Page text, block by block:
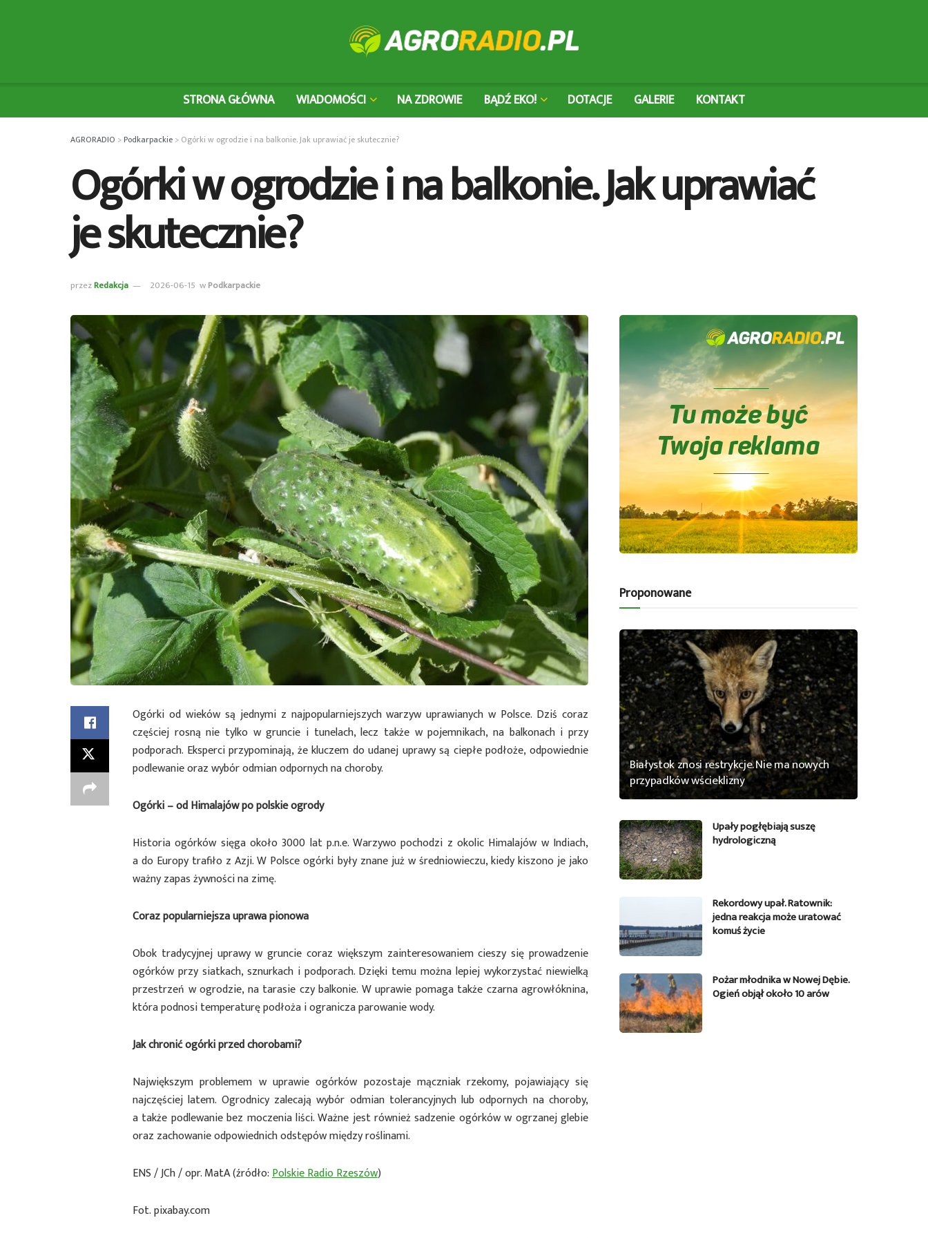
STRONA GŁÓWNA WIADOMOŚCI NA ZDROWIE BĄDŹ EKO! DOTACJE GALERIE KONTAKT
AGRORADIO >Podkarpackie > Ogórki w ogrodzie i na balkonie. Jak uprawiać je skutecznie?
Ogórki w ogrodzie i na balkonie. Jak uprawiać
je skutecznie?
przezRedakcja 2026-06-15 wPodkarpackie
Ogórki od wieków są jednymi z najpopularniejszych warzyw uprawianych w Polsce. Dziś coraz
częściej rosną nie tylko w gruncie i tunelach, lecz także w pojemnikach, na balkonach i przy
podporach. Eksperci przypominają, że kluczem do udanej uprawy są ciepłe podłoże, odpowiednie
podlewanie oraz wybór odmian odpornych na choroby.
Ogórki – od Himalajów po polskie ogrody
Historia ogórków sięga około 3000 lat p.n.e. Warzywo pochodzi z okolic Himalajów w Indiach,
a do Europy trafiło z Azji. W Polsce ogórki były znane już w średniowieczu, kiedy kiszono je jako
ważny zapas żywności na zimę.
Coraz popularniejsza uprawa pionowa
Obok tradycyjnej uprawy w gruncie coraz większym zainteresowaniem cieszy się prowadzenie
ogórków przy siatkach, sznurkach i podporach. Dzięki temu można lepiej wykorzystać niewielką
przestrzeń w ogrodzie, na tarasie czy balkonie. W uprawie pomaga także czarna agrowłóknina,
która podnosi temperaturę podłoża i ogranicza parowanie wody.
Jak chronić ogórki przed chorobami?
Największym problemem w uprawie ogórków pozostaje mączniak rzekomy, pojawiający się
najczęściej latem. Ogrodnicy zalecają wybór odmian tolerancyjnych lub odpornych na choroby,
a także podlewanie bez moczenia liści. Ważne jest również sadzenie ogórków w ogrzanej glebie
oraz zachowanie odpowiednich odstępów między roślinami.
ENS / JCh / opr. MatA (źródło:Polskie Radio Rzeszów)
Fot. pixabay.com
Proponowane
Białystok znosi restrykcje. Nie ma nowych
przypadków wścieklizny
Upały pogłębiają suszę
hydrologiczną
Rekordowy upał. Ratownik:
jedna reakcja może uratować
komuś życie
Pożar młodnika w Nowej Dębie.
Ogień objął około 10 arów